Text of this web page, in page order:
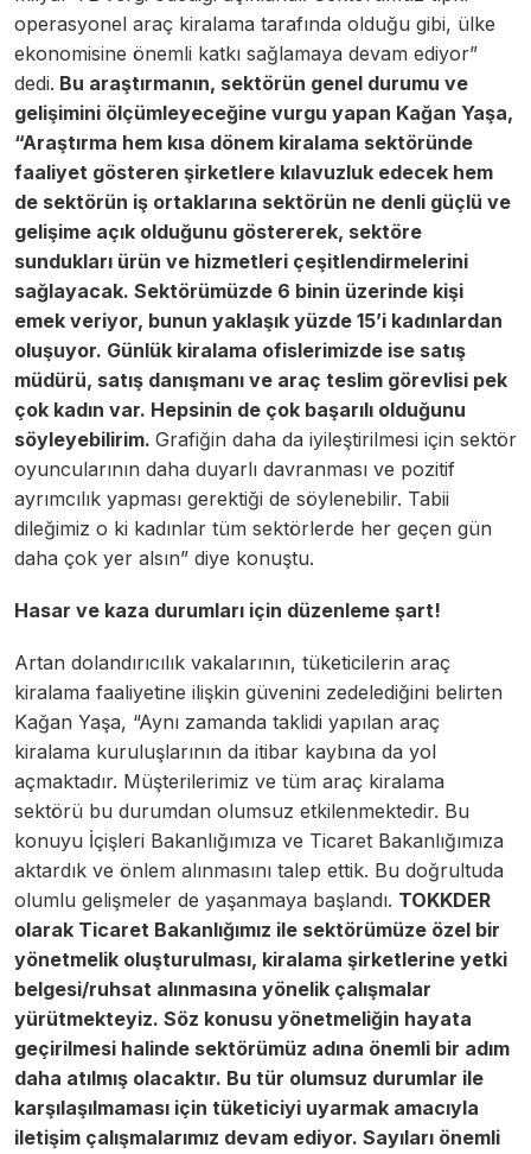
operasyonel araç kiralama tarafında olduğu gibi, ülke
ekonomisine önemli katkı sağlamaya devam ediyor”
dedi. Bu araştırmanın, sektörün genel durumu ve
gelişimini ölçümleyeceğine vurgu yapan Kağan Yaşa,
“Araştırma hem kısa dönem kiralama sektöründe
faaliyet gösteren şirketlere kılavuzluk edecek hem
de sektörün iş ortaklarına sektörün ne denli güçlü ve
gelişime açık olduğunu göstererek, sektöre
sundukları ürün ve hizmetleri çeşitlendirmelerini
sağlayacak. Sektörümüzde 6 binin üzerinde kişi
emek veriyor, bunun yaklaşık yüzde 15’i kadınlardan
oluşuyor. Günlük kiralama ofislerimizde ise satış
müdürü, satış danışmanı ve araç teslim görevlisi pek
çok kadın var. Hepsinin de çok başarılı olduğunu
söyleyebilirim. Grafiğin daha da iyileştirilmesi için sektör
oyuncularının daha duyarlı davranması ve pozitif
ayrımcılık yapması gerektiği de söylenebilir. Tabii
dileğimiz o ki kadınlar tüm sektörlerde her geçen gün
daha çok yer alsın” diye konuştu.
Hasar ve kaza durumları için düzenleme şart!
Artan dolandırıcılık vakalarının, tüketicilerin araç
kiralama faaliyetine ilişkin güvenini zedelediğini belirten
Kağan Yaşa, “Aynı zamanda taklidi yapılan araç
kiralama kuruluşlarının da itibar kaybına da yol
açmaktadır. Müşterilerimiz ve tüm araç kiralama
sektörü bu durumdan olumsuz etkilenmektedir. Bu
konuyu İçişleri Bakanlığımıza ve Ticaret Bakanlığımıza
aktardık ve önlem alınmasını talep ettik. Bu doğrultuda
olumlu gelişmeler de yaşanmaya başlandı. TOKKDER
olarak Ticaret Bakanlığımız ile sektörümüze özel bir
yönetmelik oluşturulması, kiralama şirketlerine yetki
belgesi/ruhsat alınmasına yönelik çalışmalar
yürütmekteyiz. Söz konusu yönetmeliğin hayata
geçirilmesi halinde sektörümüz adına önemli bir adım
daha atılmış olacaktır. Bu tür olumsuz durumlar ile
karşılaşılmaması için tüketiciyi uyarmak amacıyla
iletişim çalışmalarımız devam ediyor. Sayıları önemli